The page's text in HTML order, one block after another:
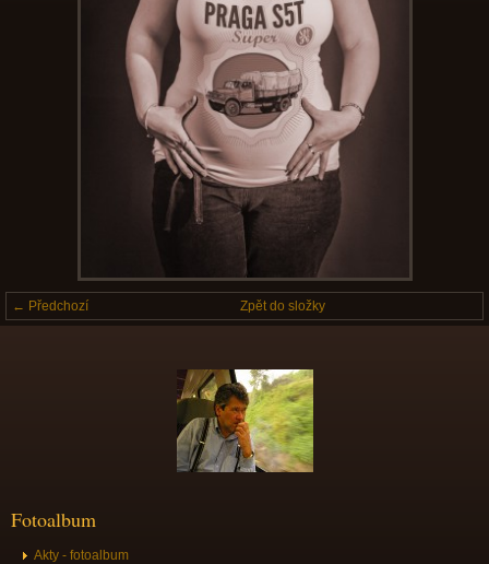
← Předchozí Zpět do složky
Fotoalbum
Akty - fotoalbum